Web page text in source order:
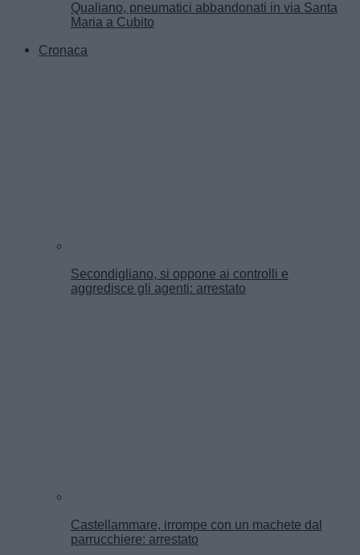
Qualiano, pneumatici abbandonati in via Santa
Maria a Cubito
Cronaca
Secondigliano, si oppone ai controlli e
aggredisce gli agenti: arrestato
Castellammare, irrompe con un machete dal
parrucchiere: arrestato